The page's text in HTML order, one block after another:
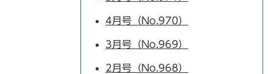
4月号（No.970）
3月号（No.969）
2月号（No.968）